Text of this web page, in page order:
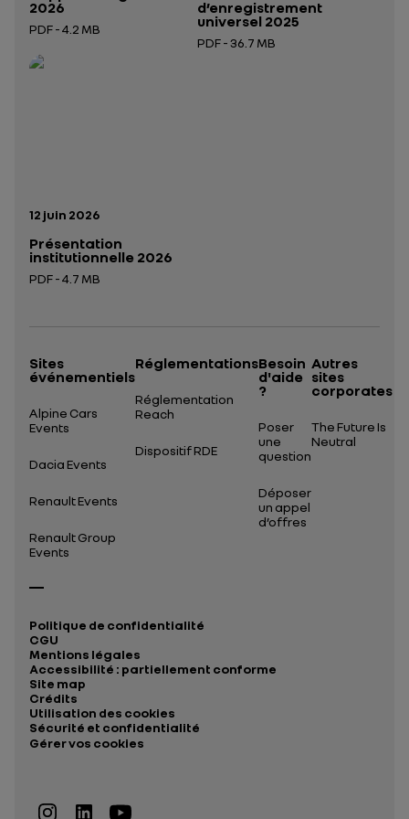
2026
PDF - 4.2 MB
Ouverture dans un nouvel onglet
d’enregistrement
universel 2025
PDF - 36.7 MB
Date de publication:
12 juin 2026
Présentation
institutionnelle 2026
PDF - 4.7 MB
Sites
événementiels
Alpine Cars
Events
Dacia Events
Renault Events
Renault Group
Events
Réglementations
Réglementation
Reach
Dispositif RDE
Besoin
d'aide
?
Poser
une
question
Déposer
un appel
d’offres
Autres
sites
corporates
The Future Is
Neutral
Politique de confidentialité
CGU
Mentions légales
Accessibilité : partiellement conforme
Site map
Crédits
Utilisation des cookies
Sécurité et confidentialité
Gérer vos cookies